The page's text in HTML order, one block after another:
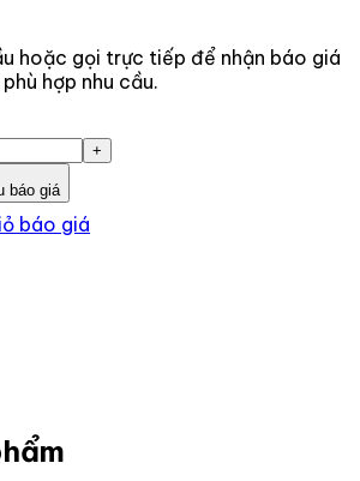
hoặc gọi trực tiếp để nhận báo giá
hợp nhu cầu.
+
báo giá
báo giá